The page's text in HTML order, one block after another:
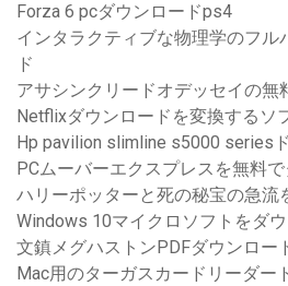
Forza 6 pcダウンロードps4
インタラクティブな物理学のフル
ド
アサシンクリードオデッセイの無
Netflixダウンロードを変換するソ
Hp pavilion slimline s5000 series
PCムーバーエクスプレスを無料
ハリーポッターと死の秘宝の急流
Windows 10マイクロソフトをダ
文鎮メグハストンPDFダウンロー
Mac用のターガスカードリーダー